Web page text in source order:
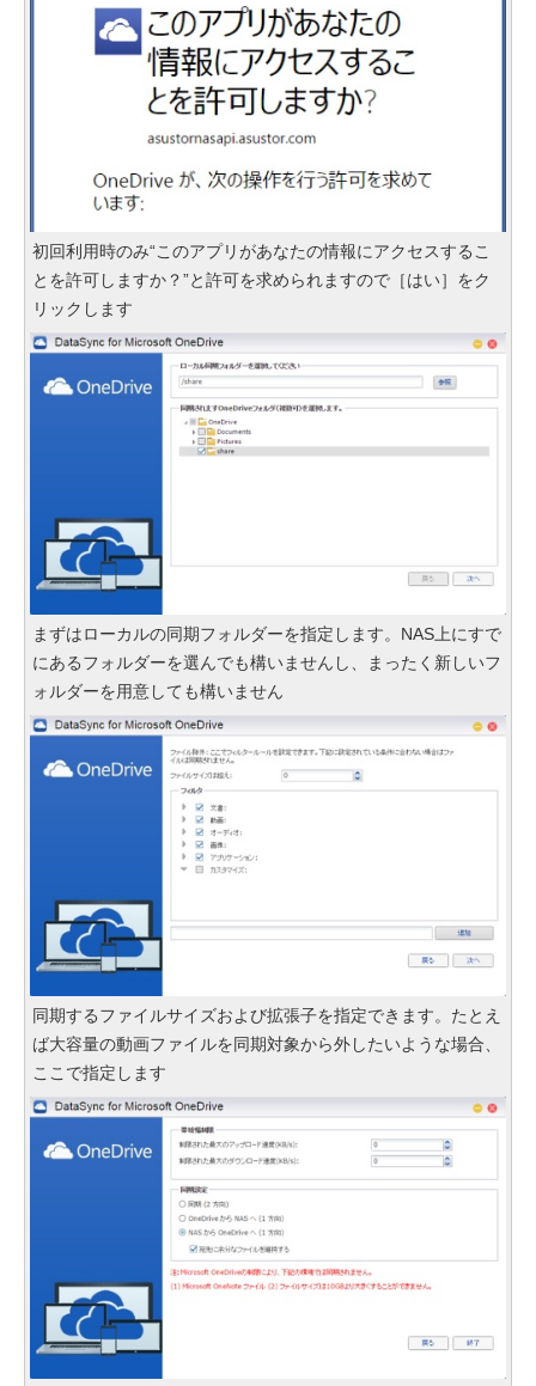
初回利用時のみ“このアプリがあなたの情報にアクセスするこ
とを許可しますか？”と許可を求められますので［はい］をク
リックします
まずはローカルの同期フォルダーを指定します。NAS上にすで
にあるフォルダーを選んでも構いませんし、まったく新しいフ
ォルダーを用意しても構いません
同期するファイルサイズおよび拡張子を指定できます。たとえ
ば大容量の動画ファイルを同期対象から外したいような場合、
ここで指定します